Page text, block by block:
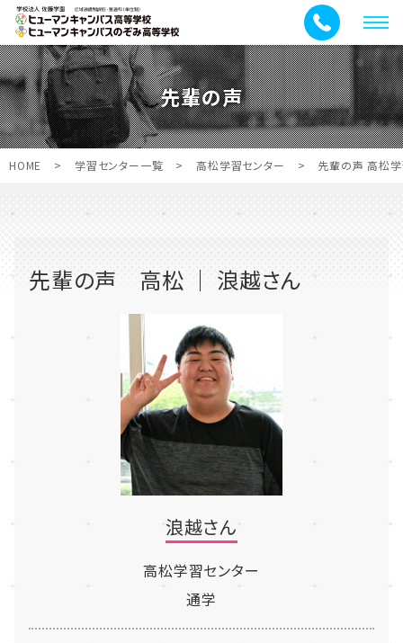
メ
ニ
ュ
ー
先輩の声
HOME > 学習センター一覧 > 高松学習センター > 先輩の声 高松
先輩の声 高松 ｜ 浪越さん
浪越さん
高松学習センター
通学